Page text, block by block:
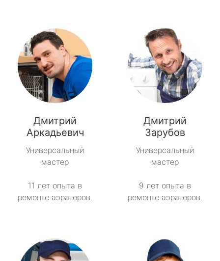
Дмитрий
Аркадьевич
Универсальный
мастер
11 лет опыта в
ремонте аэраторов.
Дмитрий
Зарубов
Универсальный
мастер
9 лет опыта в
ремонте аэраторов.